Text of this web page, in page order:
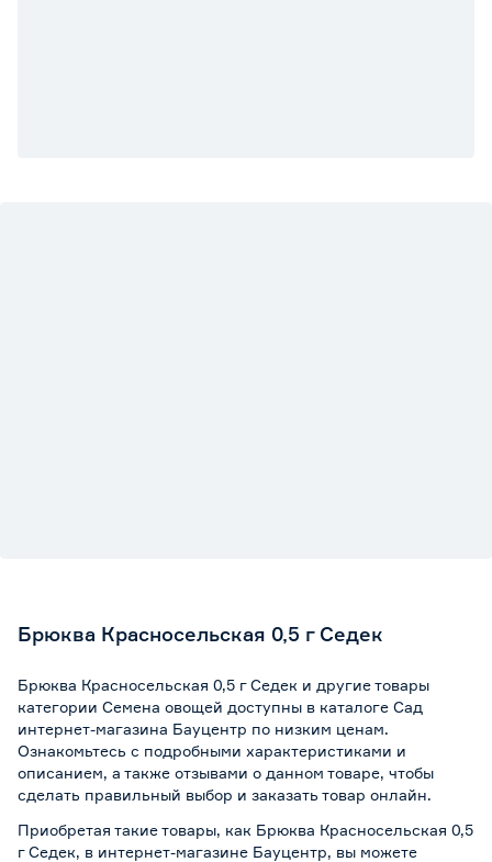
Брюква Красносельская 0,5 г Седек
Брюква Красносельская 0,5 г Седек и другие товары
категории Семена овощей доступны в каталоге Сад
интернет-магазина Бауцентр по низким ценам.
Ознакомьтесь с подробными характеристиками и
описанием, а также отзывами о данном товаре, чтобы
сделать правильный выбор и заказать товар онлайн.
Приобретая такие товары, как Брюква Красносельская 0,5
г Седек, в интернет-магазине Бауцентр, вы можете